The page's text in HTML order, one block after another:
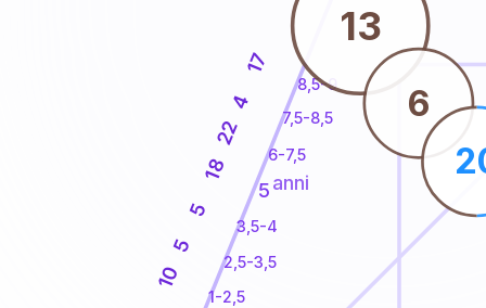
1-2,5
2,5-3,5
3,5-4
6-7,5
7,5-8,5
8,5-9
10
5
5
18
22
4
17
13
6
5anni